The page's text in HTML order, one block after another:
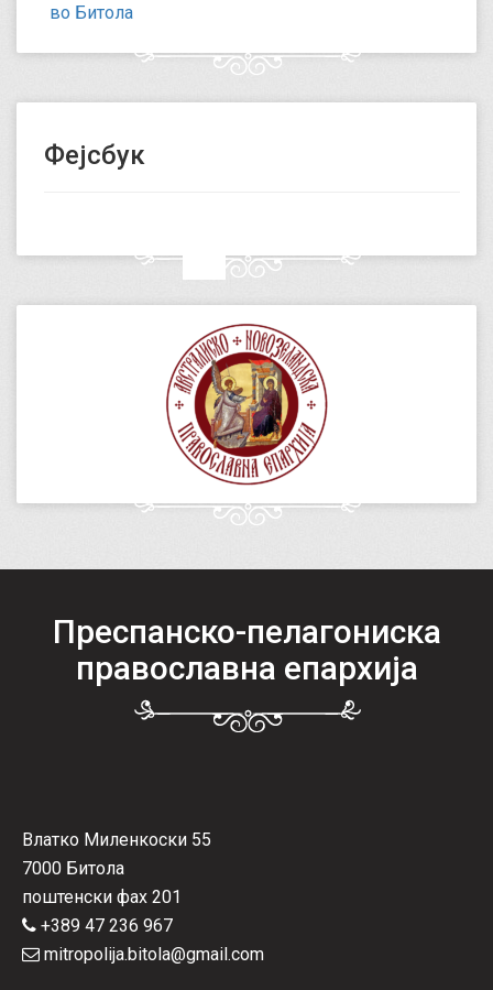
во Битола
Фејсбук
Преспанско-пелагониска
православна епархија
Влатко Миленкоски 55
7000 Битола
поштенски фах 201
+389 47 236 967
mitropolija.bitola@gmail.com